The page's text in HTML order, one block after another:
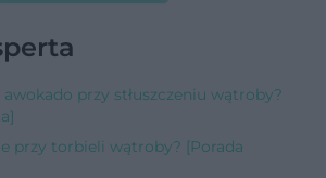
przy stłuszczeniu wątroby?
przy torbieli wątroby? [Porada